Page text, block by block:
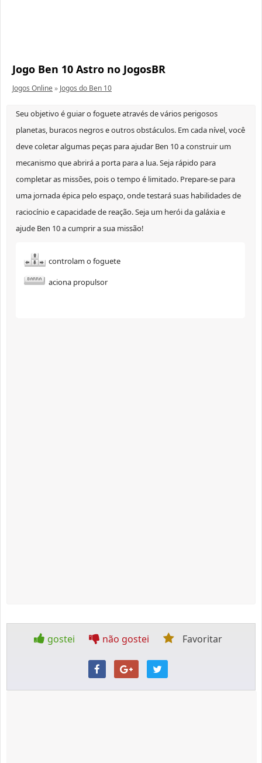
Jogo Ben 10 Astro no JogosBR
Jogos Online» Jogos do Ben 10
Seu objetivo é guiar o foguete através de vários perigosos
planetas, buracos negros e outros obstáculos. Em cada nível, você
deve coletar algumas peças para ajudar Ben 10 a construir um
mecanismo que abrirá a porta para a lua. Seja rápido para
completar as missões, pois o tempo é limitado. Prepare-se para
uma jornada épica pelo espaço, onde testará suas habilidades de
raciocínio e capacidade de reação. Seja um herói da galáxia e
ajude Ben 10 a cumprir a sua missão!
controlam o foguete
aciona propulsor
gostei não gostei Favoritar